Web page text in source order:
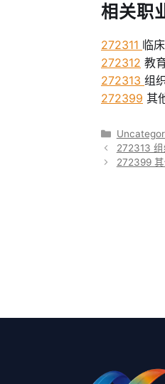
相关职
272311 临
272312 教
272313 组
272399 其
分
类
272313
272399